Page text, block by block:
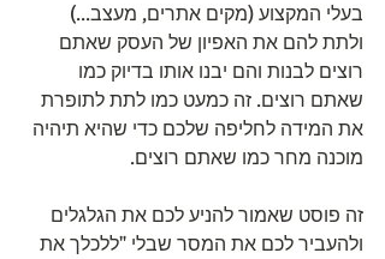
בעלי המקצוע (מקים אתרים, מעצב...)
ולתת להם את האפיון של העסק שאתם
רוצים לבנות והם יבנו אותו בדיוק כמו
שאתם רוצים. זה כמעט כמו לתת לתופרת
את המידה לחליפה שלכם כדי שהיא תיהיה
מוכנה מחר כמו שאתם רוצים.
זה פוסט שאמור להניע לכם את הגלגלים
ולהעביר לכם את המסר שבלי "ללכלך את